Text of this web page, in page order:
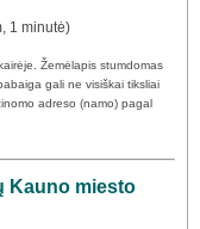
1 minutė)
Žemėlapis stumdomas
gali ne visiškai tiksliai
adreso (namo) pagal
Kauno miesto